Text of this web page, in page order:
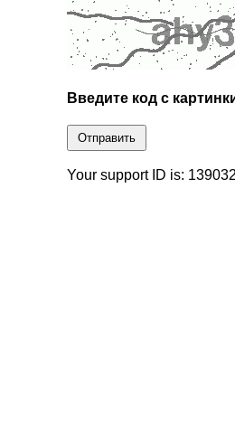
Введите код с
Отправить
Your support ID is: